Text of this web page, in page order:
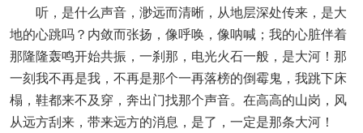
听，是什么声音，渺远而清晰，从地层深处传来，是大
地的心跳吗？内敛而张扬，像呼唤，像呐喊；我的心脏伴着
那隆隆轰鸣开始共振，一刹那，电光火石一般，是大河！那
一刻我不再是我，不再是那个一再落榜的倒霉鬼，我跳下床
榻，鞋都来不及穿，奔出门找那个声音。在高高的山岗，风
从远方刮来，带来远方的消息，是了，一定是那条大河！